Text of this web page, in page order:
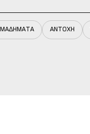
ΜΑΔΗΜΑΤΑ ΑΝΤΟΧΗ